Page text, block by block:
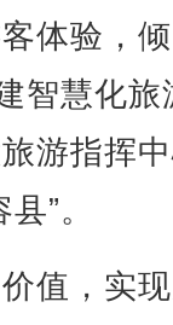
体验，
智慧化旅
游指挥
”。
，实现